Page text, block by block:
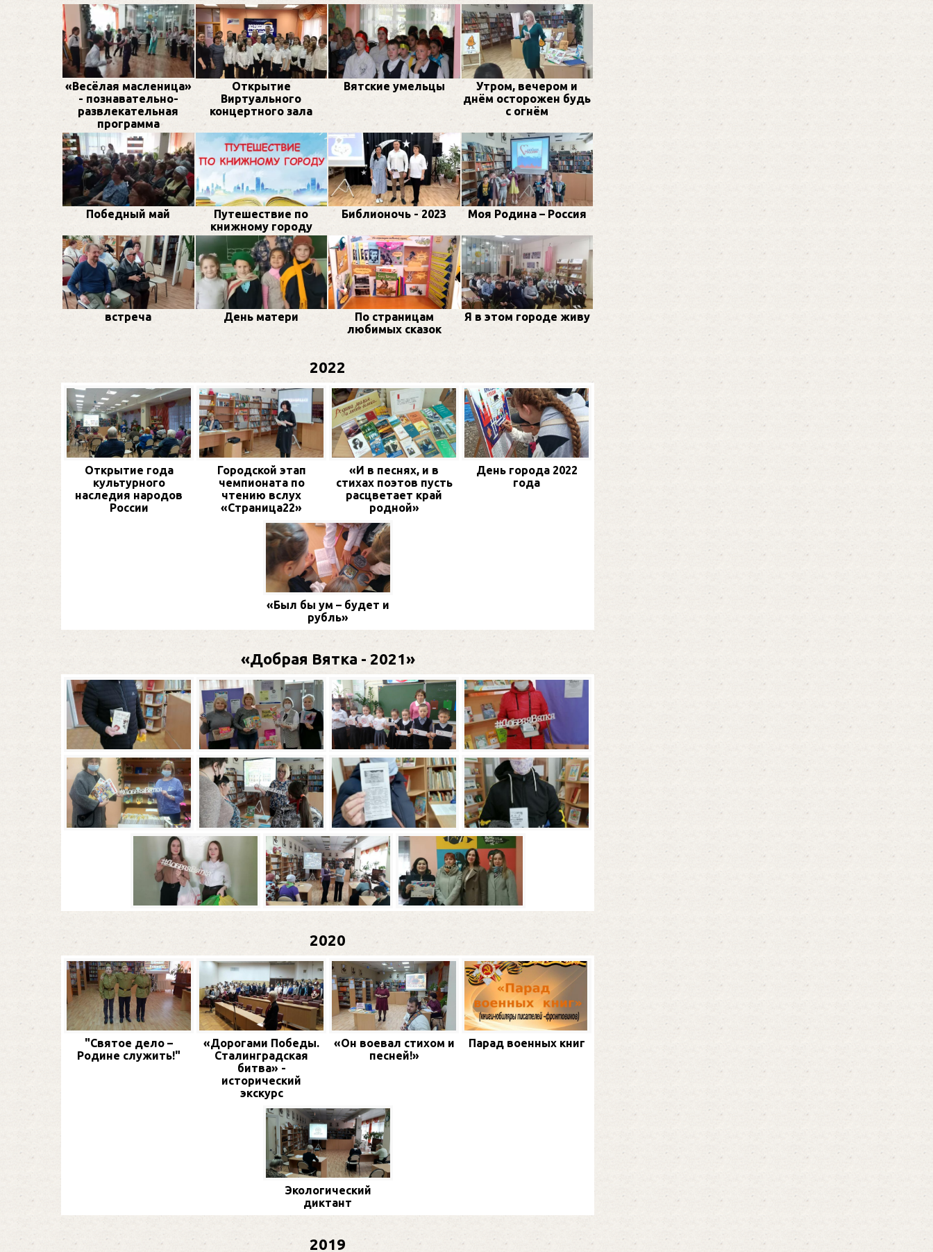
«Весёлая масленица»
- познавательно-
развлекательная
программа
Открытие
Виртуального
концертного зала
Вятские умельцы
Утром, вечером и
днём осторожен будь
с огнём
Победный май
Путешествие по
книжному городу
Библионочь - 2023 Моя Родина – Россия
встреча День матери
По страницам
любимых сказок
Я в этом городе живу
2022
Открытие года
культурного
наследия народов
России
Городской этап
чемпионата по
чтению вслух
«Страница22»
«И в песнях, и в
стихах поэтов пусть
расцветает край
родной»
День города 2022
года
«Был бы ум – будет и
рубль»
«Добрая Вятка - 2021»
2020
"Святое дело –
Родине служить!"
«Дорогами Победы.
Сталинградская
битва» -
исторический
экскурс
«Он воевал стихом и
песней!»
Парад военных книг
Экологический
диктант
2019